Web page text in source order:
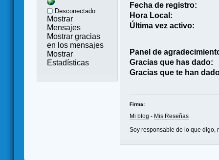
Desconectado
Mostrar
Mensajes
Mostrar gracias
en los mensajes
Mostrar
Estadísticas
Fecha de registro:
Hora Local:
Última vez activo:
Panel de
Gracias que has dado:
Gracias que te han
Firma:
Mi blog - Mis Reseñas
Soy responsable de lo que digo,